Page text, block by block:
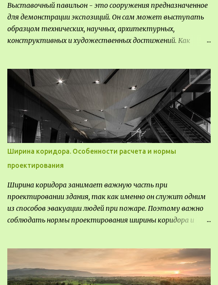
Выставочный павильон - это сооружения предназначенное
для демонстрации экспозиций. Он сам может выступать
образцом технических, научных, архитектурных,
конструктивных и художественных достижений. Как
универсальные тематические временные постоянные
передвижные стационарные Назначение выставочных
павильонов - показ экспозиции, с целью информации,
пропаганды, рекламы, внедрения новых технологий, обмен
опытом, привлечения внимания и т.д.
Ширина коридора. Особенности расчета и нормы
проектирования
Ширина коридора занимает важную часть при
проектировании здания, так как именно он служит одним
из способов эвакуации людей при пожаре. Поэтому важно
соблюдать нормы проектирования ширины коридора и